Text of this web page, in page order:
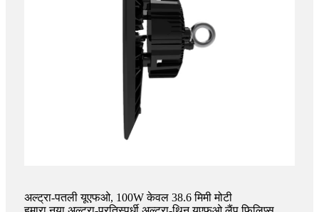
अल्ट्रा-पतली यूएफओ, 100W केवल 38.6 मिमी मोटी